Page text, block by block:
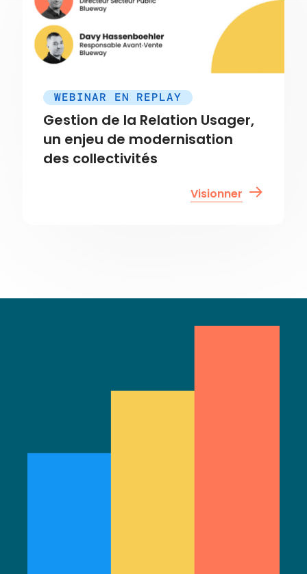
WEBINAR EN REPLAY
Gestion de la Relation Usager,
un enjeu de modernisation
des collectivités
Visionner